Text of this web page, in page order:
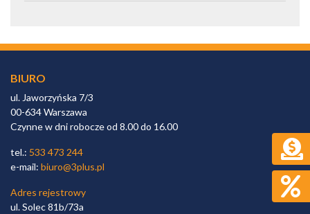
BIURO
ul. Jaworzyńska 7/3
00-634 Warszawa
Czynne w dni robocze od 8.00 do 16.00
tel.: 533 473 244
e-mail: biuro@3plus.pl
Adres rejestrowy
ul. Solec 81b/73a